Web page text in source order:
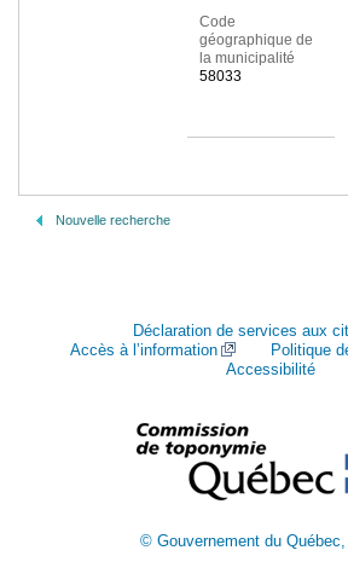
Code
géographique de
la municipalité
58033
Nouvelle recherche
Déclaration de services aux
Accès à l’information
Politique
Accessibilité
© Gouvernement du Québec,